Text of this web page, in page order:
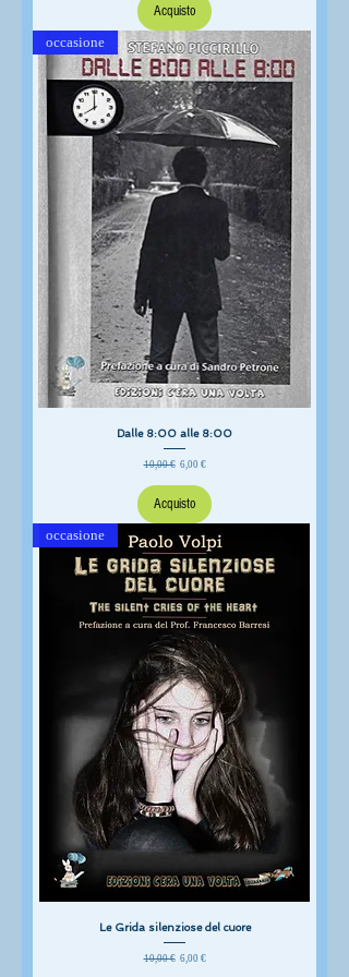
Acquisto
occasione
Dalle 8:00 alle 8:00
Prezzo regolare
10,00 € Prezzo scontato
6,00 €
Acquisto
occasione
Le Grida silenziose del cuore
Prezzo regolare
10,00 € Prezzo scontato
6,00 €